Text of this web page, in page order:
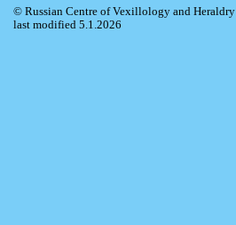
© Russian Centre of Vexillology and Heraldry
last modified 5.1.2026